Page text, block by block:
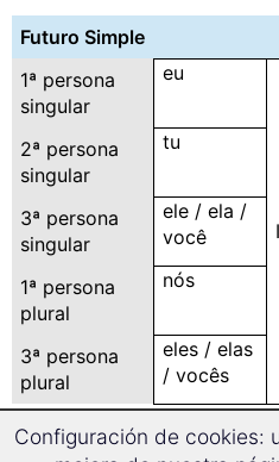
Futuro Simple
1ª persona
singular
eu
2ª persona
singular
tu
3ª persona
singular
ele / ela /
você
1ª persona
plural
nós
3ª persona
plural
eles / elas
/ vocês
➠Futuro compuesto
Configuración de cookies: